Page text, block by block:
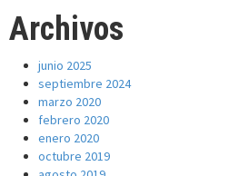
Archivos
junio 2025
septiembre 2024
marzo 2020
febrero 2020
enero 2020
octubre 2019